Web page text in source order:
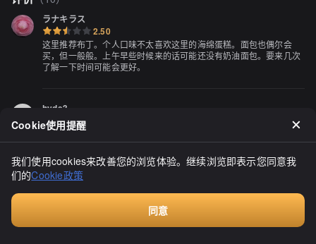
ラナキラス
2.50
这里推荐布丁。个人口味不太喜欢这里的海绵蛋糕。面包也偶尔会
买，但一般般。上午早些时候来的话可能还没有奶油面包。要来几次
了解一下时间可能会更好。
hyde3
抱歉，我无法理解你的请求。请提供更多上下文或者详细说明，我将
尽力帮助你。
Cookie使用提醒
我们使用cookies来改善您的浏览体验。继续浏览即表示您同意我
们的Cookie政策
同意